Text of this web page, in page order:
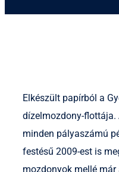
Elkészült papírból a
dízelmozdony-flottája.
minden pályaszámú
festésű 2009-est is
mozdonyok mellé